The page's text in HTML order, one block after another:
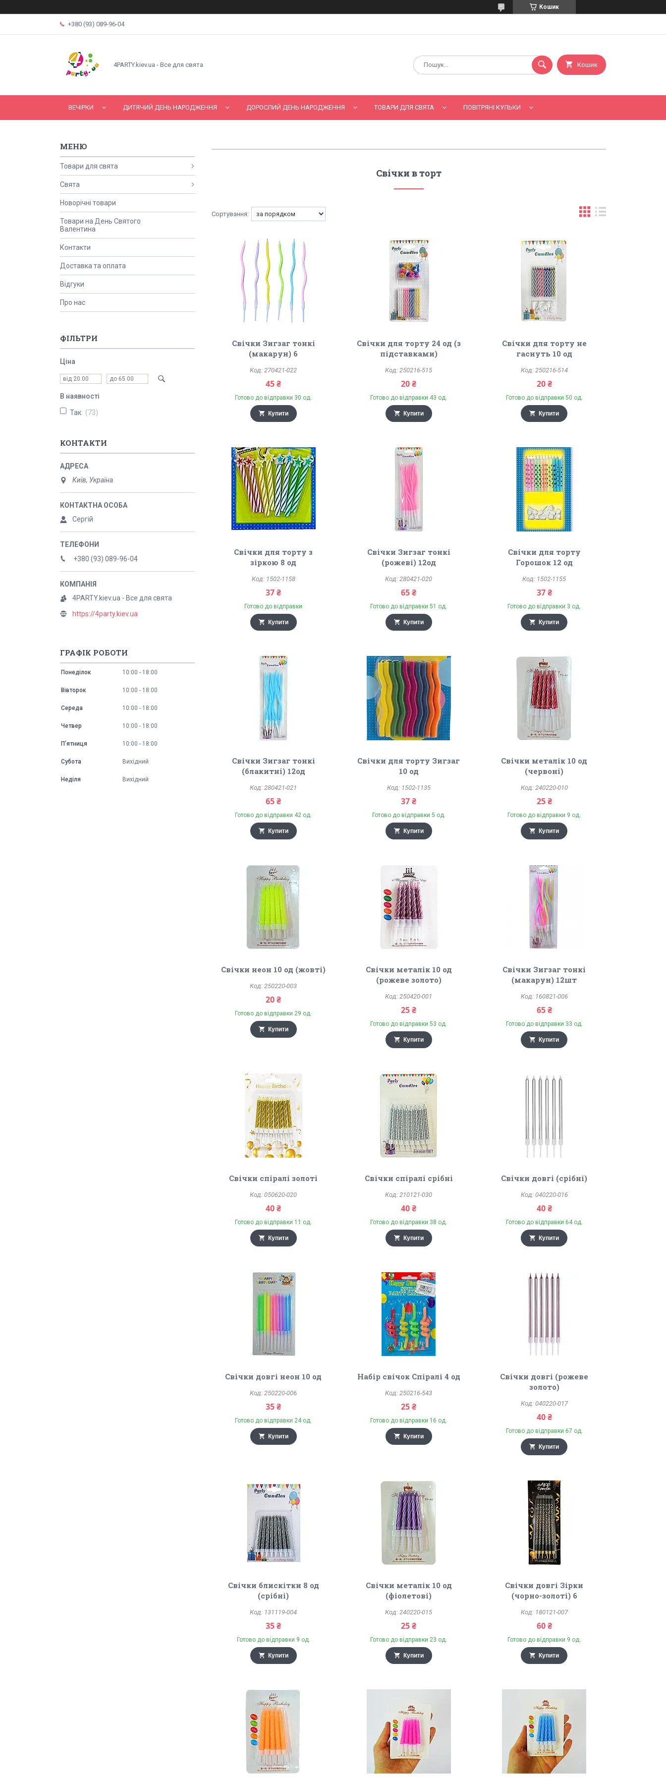
Кошик
+380 (93) 089-96-04
4PARTY.kiev.ua - Все для свята Кошик
ВЕЧІРКИ ДИТЯЧИЙ ДЕНЬ НАРОДЖЕННЯ ДОРОСЛИЙ ДЕНЬ НАРОДЖЕННЯ ТОВАРИ ДЛЯ СВЯТА ПОВІТРЯНІ КУЛЬКИ
Свічки в торт
Свічки Зигзаг тонкі
(макарун) 6
270421-022
45 ₴
Готово до відправки 30 од.
Купити
Свічки для торту 24 од (з
підставками)
250216-515
20 ₴
Готово до відправки 43 од.
Купити
Свічки для торту не
гаснуть 10 од
250216-514
20 ₴
Готово до відправки 50 од.
Купити
Свічки для торту з
зіркою 8 од
1502-1158
37 ₴
Готово до відправки
Купити
Свічки Зигзаг тонкі
(рожеві) 12од
280421-020
65 ₴
Готово до відправки 51 од.
Купити
Свічки для торту
Горошок 12 од
1502-1155
37 ₴
Готово до відправки 3 од.
Купити
Свічки Зигзаг тонкі
(блакитні) 12од
280421-021
65 ₴
Готово до відправки 42 од.
Купити
Свічки для торту Зигзаг
10 од
1502-1135
37 ₴
Готово до відправки 5 од.
Купити
Свічки металік 10 од
(червоні)
240220-010
25 ₴
Готово до відправки 9 од.
Купити
Свічки неон 10 од (жовті)
250220-003
20 ₴
Готово до відправки 29 од.
Купити
Свічки металік 10 од
(рожеве золото)
250420-001
25 ₴
Готово до відправки 53 од.
Купити
Свічки Зигзаг тонкі
(макарун) 12шт
160821-006
65 ₴
Готово до відправки 33 од.
Купити
Свічки спіралі золоті
050620-020
40 ₴
Готово до відправки 11 од.
Купити
Свічки спіралі срібні
210121-030
40 ₴
Готово до відправки 38 од.
Купити
Свічки довгі (срібні)
040220-016
40 ₴
Готово до відправки 64 од.
Купити
Свічки довгі неон 10 од
250220-006
35 ₴
Готово до відправки 24 од.
Купити
Набір свічок Спіралі 4 од
250216-543
25 ₴
Готово до відправки 16 од.
Купити
Свічки довгі (рожеве
золото)
040220-017
40 ₴
Готово до відправки 67 од.
Купити
Свічки блискітки 8 од
(срібні)
131119-004
35 ₴
Готово до відправки 9 од.
Купити
Свічки металік 10 од
(фіолетові)
240220-015
25 ₴
Готово до відправки 23 од.
Купити
Свічки довгі Зірки
(чорно-золоті) 6
180121-007
60 ₴
Готово до відправки 9 од.
Купити
Товари для свята
Свята
Новорічні товари
Товари на День Святого
Валентина
Контакти
Доставка та оплата
Відгуки
Про нас
ФІЛЬТРИ
Ціна
В наявності
Так 73
КОНТАКТИ
Київ, Україна
Сергій
+380 (93) 089-96-04
4PARTY.kiev.ua - Все для свята
https://4party.kiev.ua
ГРАФІК РОБОТИ
Понеділок 10:00 18:00
Вівторок 10:00 18:00
Середа 10:00 18:00
Четвер 10:00 18:00
Пʼятниця 10:00 18:00
Субота Вихідний
Неділя Вихідний